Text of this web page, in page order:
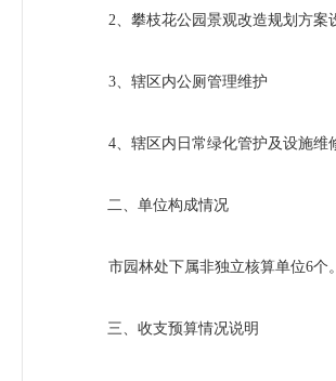
2、攀枝花公园景观改造规划方案
3、辖区内公厕管理维护
4、辖区内日常绿化管护及设施维
二、单位构成情况
市园林处下属非独立核算单位6个
三、收支预算情况说明